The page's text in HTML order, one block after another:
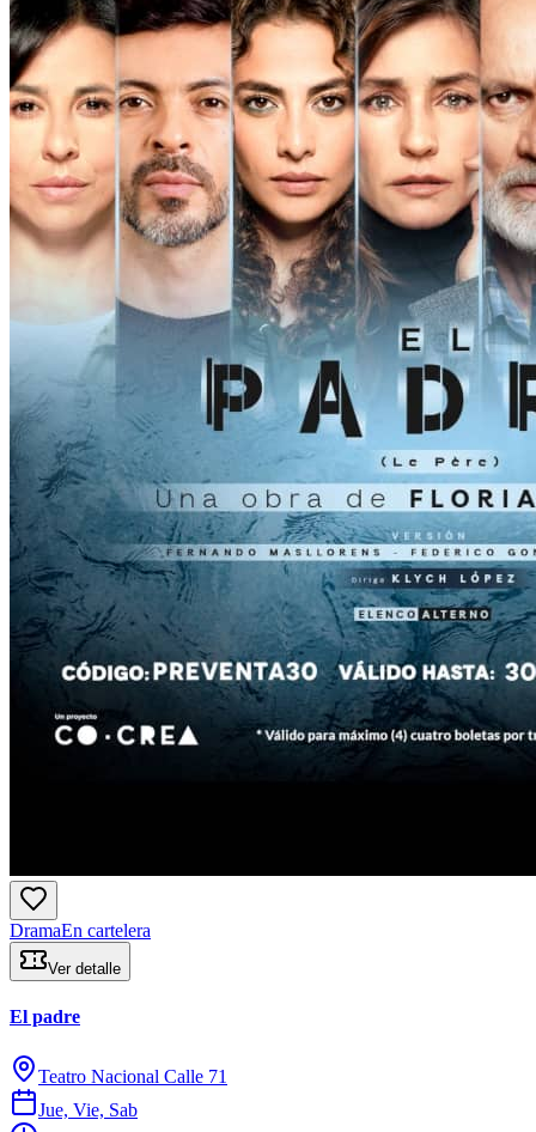
DramaEn cartelera
Ver detalle
El padre
Teatro Nacional Calle 71
Jue, Vie, Sab